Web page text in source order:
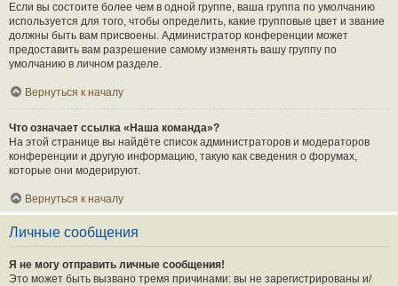
Если вы состоите более чем в одной группе, ваша группа по умолчанию
используется для того, чтобы определить, какие групповые цвет и звание
должны быть вам присвоены. Администратор конференции может
предоставить вам разрешение самому изменять вашу группу по
умолчанию в личном разделе.
Вернуться к началу
Что означает ссылка «Наша команда»?
На этой странице вы найдёте список администраторов и модераторов
конференции и другую информацию, такую как сведения о форумах,
которые они модерируют.
Вернуться к началу
Личные сообщения
Я не могу отправить личные сообщения!
Это может быть вызвано тремя причинами: вы не зарегистрированы и/